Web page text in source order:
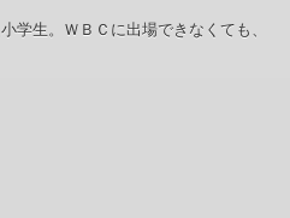
学生。ＷＢＣに出場できなくても、